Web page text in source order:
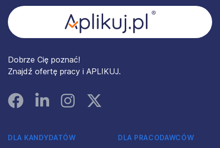
Dobrze Cię poznać!
Znajdź ofertę pracy i APLIKUJ.
FacebookLinked InInstagramInstagram
DLA KANDYDATÓW DLA PRACODAWCÓW